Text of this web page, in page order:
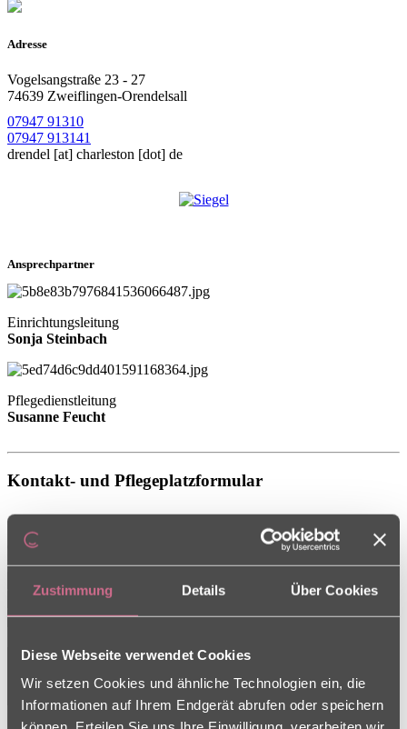
Zustimmung Details Über Cookies
Diese Webseite verwendet Cookies
Wir setzen Cookies und ähnliche Technologien ein, die
Informationen auf Ihrem Endgerät abrufen oder speichern
Adresse
Vogelsangstraße 23 - 27
74639 Zweiflingen-Orendelsall
07947 91310
07947 913141
drendel [at] charleston [dot] de
Ansprechpartner
Einrichtungsleitung
Sonja Steinbach
Pflegedienstleitung
Susanne Feucht
Kontakt- und Pflegeplatzformular
Sie haben Fragen rund um die Pflege, oder interessieren sich für
einen Pflegeplatz? Wir stehen Ihnen gerne zur Verfügung und freuen
uns auf Ihre Nachricht über unser Kontaktformular.